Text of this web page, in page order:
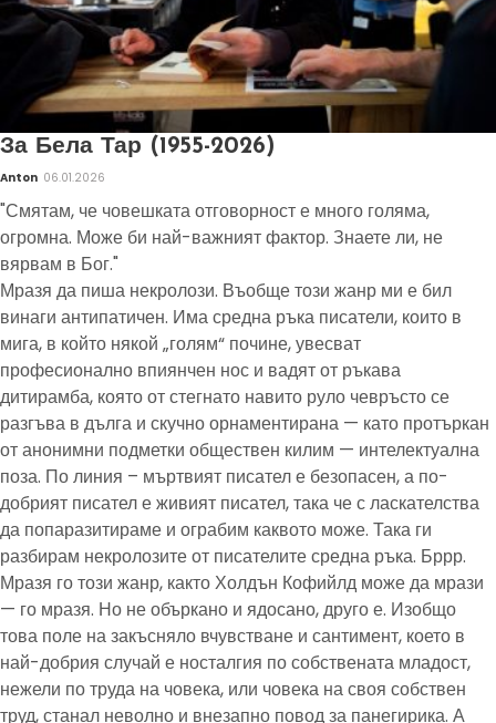
За Бела Тар (1955-2026)
Anton 06.01.2026
"Смятам, че човешката отговорност е много голяма,
огромна. Може би най-важният фактор. Знаете ли, не
вярвам в Бог."
Мразя да пиша некролози. Въобще този жанр ми е бил
винаги антипатичен. Има средна ръка писатели, които в
мига, в който някой „голям“ почине, увесват
професионално впиянчен нос и вадят от ръкава
дитирамба, която от стегнато навито руло чевръсто се
разгъва в дълга и скучно орнаментирана — като протъркан
от анонимни подметки обществен килим — интелектуална
поза. По линия – мъртвият писател е безопасен, а по-
добрият писател е живият писател, така че с ласкателства
да попаразитираме и ограбим каквото може. Така ги
разбирам некролозите от писателите средна ръка. Бррр.
Мразя го този жанр, както Холдън Кофийлд може да мрази
— го мразя. Но не объркано и ядосано, друго е. Изобщо
това поле на закъсняло вчувстване и сантимент, което в
най-добрия случай е носталгия по собствената младост,
нежели по труда на човека, или човека на своя собствен
труд, станал неволно и внезапно повод за панегирика. А